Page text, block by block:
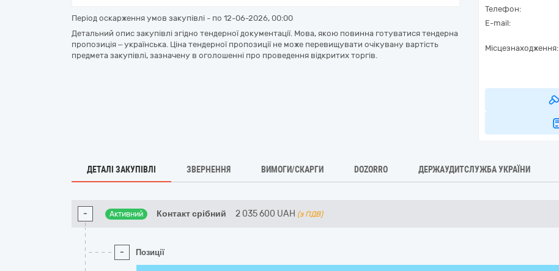
Період оскарження умов закупівлі - по 12-06-2026, 00:00
Детальний опис закупівлі згідно тендерної документації. Мова, якою повинна готуватися тендерна
пропозиція – українська. Ціна тендерної пропозиції не може перевищувати очікувану вартість
предмета закупівлі, зазначену в оголошенні про проведення відкритих торгів.
Телефон:
E-mail:
Місцезнаходження:
ДЕТАЛІ ЗАКУПІВЛІ ЗВЕРНЕННЯ ВИМОГИ/СКАРГИ DOZORRO ДЕРЖАУДИТСЛУЖБА УКРАЇНИ
- Активний Контакт срібний 2 035 600 UAH (з ПДВ)
- Позиції